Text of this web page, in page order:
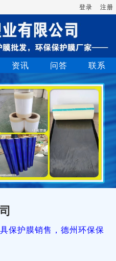
登录 注册
资讯 问答 联系
保护膜销售，德州环保保